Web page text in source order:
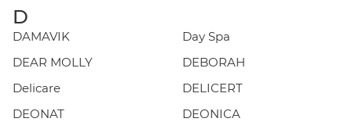
D
DAMAVIK
Day Spa
DEAR MOLLY
DEBORAH
Delicare
DELICERT
DEONAT
DEONICA